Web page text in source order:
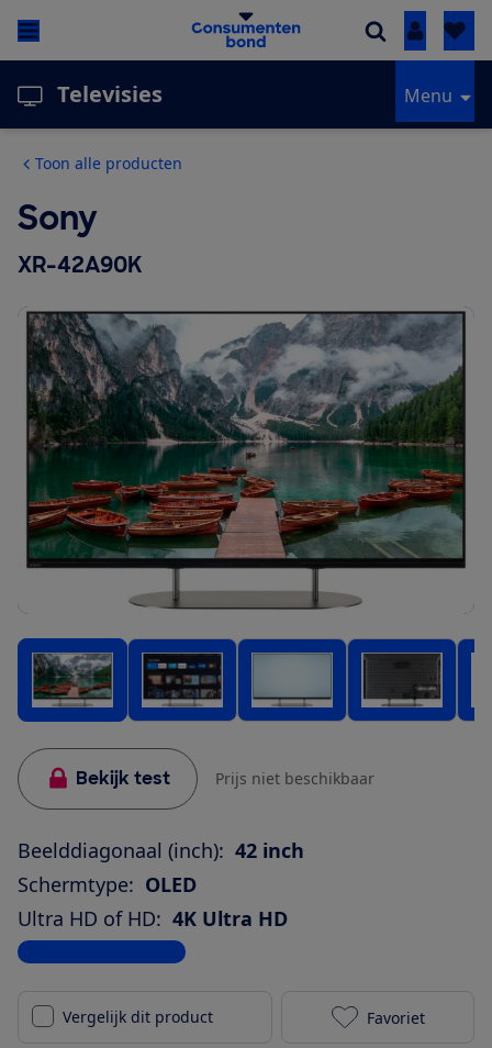
Inloggen
Televisies Menu
Toon alle producten
Sony
XR-42A90K
Bekijk test Prijs niet beschikbaar
Beelddiagonaal (inch): 42 inch
Schermtype: OLED
Ultra HD of HD: 4K Ultra HD
Bekijk alle specificaties
Vergelijk dit product Sony XR-
Favoriet